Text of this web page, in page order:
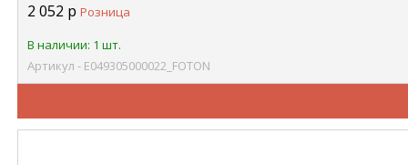
2 052 р Розница
В наличии: 1 шт.
Артикул - Е049305000022_FOTON